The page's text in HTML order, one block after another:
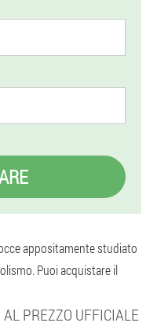
appositamente studiato
Puoi acquistare il
PREZZO UFFICIALE